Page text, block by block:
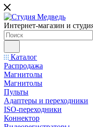
Интернет-магазин и
Каталог
Распродажа
Магнитолы
Магнитолы
Пульты
Адаптеры и переходники
ISO-переходники
Коннектор